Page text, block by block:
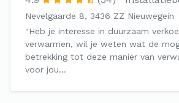
Nevelgaarde 8, 3436 ZZ Nieuwegein
"Heb je interesse in duurzaam
verwarmen, wil je weten wat de
betrekking tot deze manier van
voor jou…